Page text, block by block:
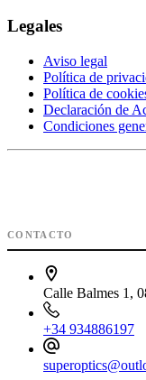
Legales
Aviso legal
Política de
Política de
Declaración de
Condiciones
CONTACTO
Calle Balmes 1,
+34 934886197